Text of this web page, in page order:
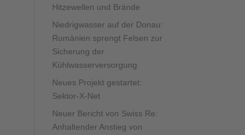
Hitzewellen und Brände
Niedrigwasser auf der Donau:
Rumänien sprengt Felsen zur
Sicherung der
Kühlwasserversorgung
Neues Projekt gestartet:
Sektor-X-Net
Neuer Bericht von Swiss Re:
Anhaltender Anstieg von